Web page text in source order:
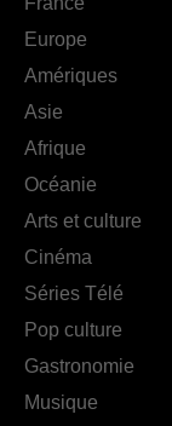
Europe
Amériques
Asie
Afrique
Océanie
Arts et culture
Cinéma
Séries Télé
Pop culture
Gastronomie
Musique